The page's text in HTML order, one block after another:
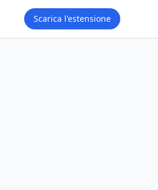
Scarica l'estensione